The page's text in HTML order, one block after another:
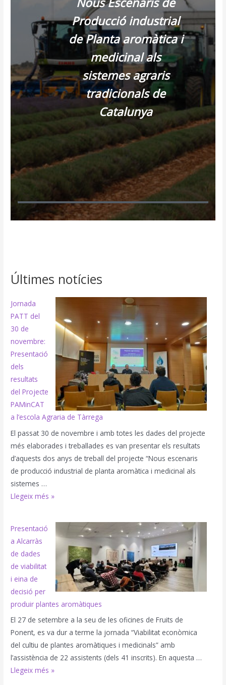
Producció industrial
de Planta aromàtica i
medicinal als
sistemes agraris
tradicionals de
Catalunya
Últimes notícies
Jornada
PATT del
30 de
novembre:
Presentació
dels
resultats
del Projecte
PAMinCAT
a l’escola Agraria de Tàrrega
El passat 30 de novembre i amb totes les dades del projecte
més elaborades i treballades es van presentar els resultats
d’aquests dos anys de treball del projecte “Nous escenaris
de producció industrial de planta aromàtica i medicinal als
sistemes …
Jornada
30
de
novembre:
Presentació
dels
resultats
del
Projecte
PAMinCAT
a
l’escola
Agraria
Llegeix més »
Presentació
a Alcarràs
de dades
de viabilitat
i eina de
decisió per
produir plantes aromàtiques
El 27 de setembre a la seu de les oficines de Fruits de
Ponent, es va dur a terme la jornada “Viabilitat econòmica
del cultiu de plantes aromàtiques i medicinals” amb
l’assistència de 22 assistents (dels 41 inscrits). En aquesta …
Presentació
Llegeix més »